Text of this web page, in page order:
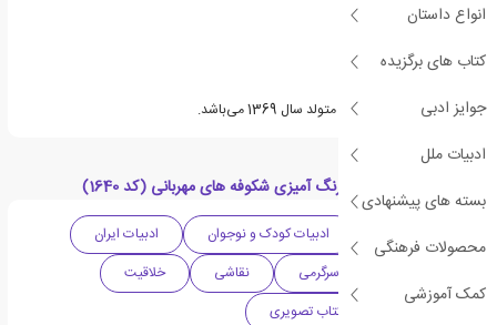
انواع داستان
کتاب های برگزیده
جوایز ادبی
ادبیات ملل
بسته های پیشنهادی
محصولات فرهنگی
کمک آموزشی
راضیه امیری مولف ایرانی متولد سال 1369 می‌باشد.
دسته بندی های کتاب رنگ آمیزی شکوفه های مهربانی (کد 1640)
ادبیات معاصر ادبیات کودک و نوجوان
ادبیات ایران
سرگرمی نقاشی
خلاقیت
کتاب تصویری